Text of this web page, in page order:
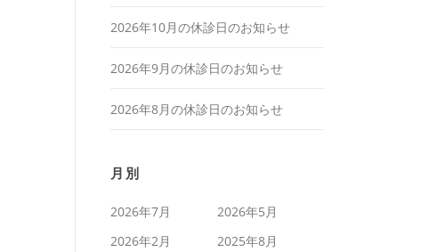
2026年10月の休診日のお知らせ
2026年9月の休診日のお知らせ
2026年8月の休診日のお知らせ
月別
2026年7月
2026年5月
2026年2月
2025年8月